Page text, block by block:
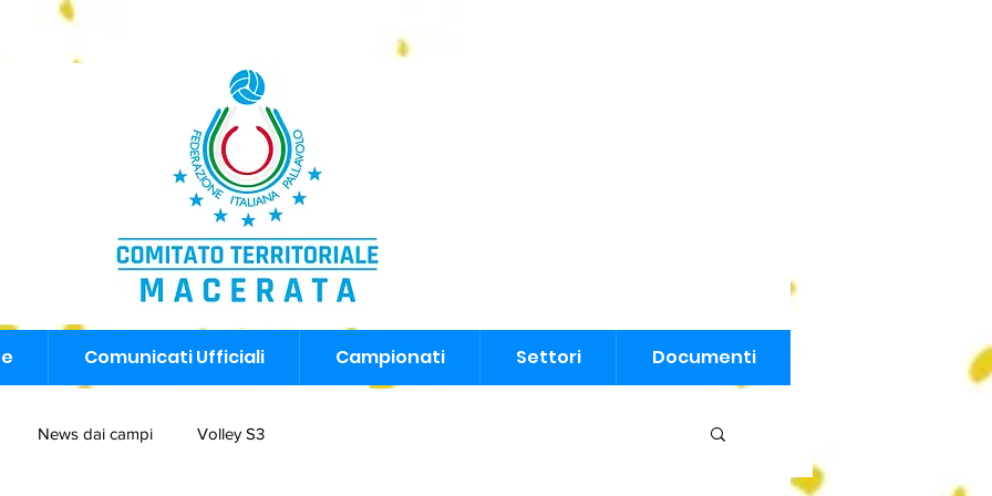
Comunicati Ufficiali Campionati Settori Documenti
Comunicati Ufficiali Campionati Settori Documenti
News dai campi Volley S3